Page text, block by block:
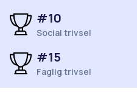
#10
Social trivsel
#15
Faglig trivsel